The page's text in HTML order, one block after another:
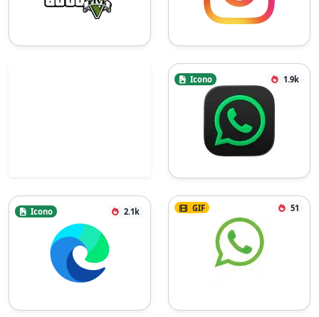
Icono 1.9k
Icono 2.1k GIF 51